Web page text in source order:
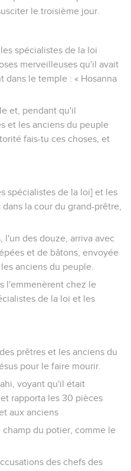
le troisième jour.
spécialistes de la loi
merveilleuses qu'il avait
dans le temple : « Hosanna
et, pendant qu'il
et les anciens du peuple
fais-tu ces choses, et
spécialistes de la loi] et les
la cour du grand-prêtre,
l'un des douze, arriva avec
et de bâtons, envoyée
anciens du peuple.
l'emmenèrent chez le
de la loi et les
prêtres et les anciens du
pour le faire mourir.
voyant qu'il était
rapporta les 30 pièces
aux anciens
du potier, comme le
des chefs des